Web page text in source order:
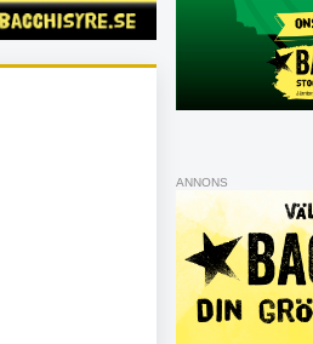
ANNONS